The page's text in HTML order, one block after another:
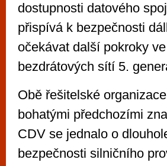
dostupnosti datového
přispívá k bezpečnosti
očekávat další pokroky
bezdrátových sítí 5.
Obě řešitelské
bohatými předchozími
CDV se jednalo o
bezpečnosti silničního